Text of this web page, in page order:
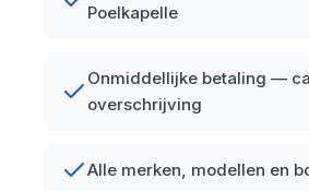
Poelkapelle
Onmiddellijke betaling —
overschrijving
Alle merken, modellen en